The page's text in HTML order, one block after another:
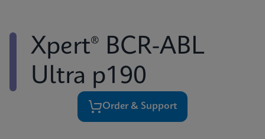
Xpert® BCR-ABL
Ultra p190
Order & Support